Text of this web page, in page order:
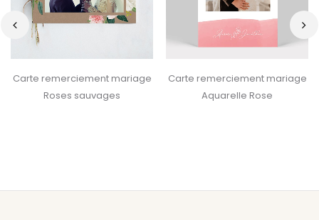
Carte remerciement mariage
Roses sauvages
Carte remerciement mariage
Aquarelle Rose